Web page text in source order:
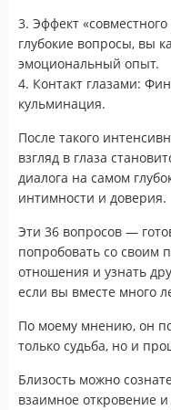
3. Эффект
глубокие вопросы, вы
эмоциональный опыт.
4. Контакт глазами:
кульминация.
После такого
взгляд в глаза
диалога на самом
интимности и доверия.
Эти 36 вопросов —
попробовать со своим
отношения и узнать
если вы вместе много
По моему мнению, он
только судьба, но и
Близость можно
взаимное откровение